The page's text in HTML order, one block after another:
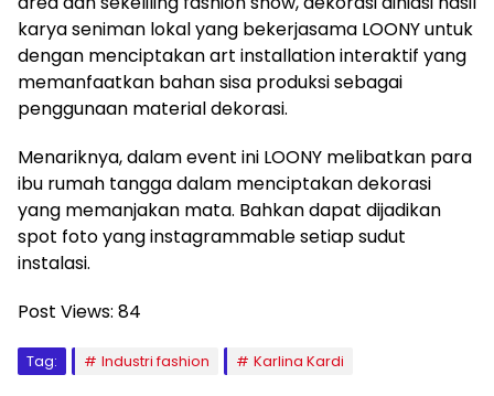
karya seniman lokal yang bekerjasama LOONY untuk
dengan menciptakan art installation interaktif yang
memanfaatkan bahan sisa produksi sebagai
penggunaan material dekorasi.
Menariknya, dalam event ini LOONY melibatkan para
ibu rumah tangga dalam menciptakan dekorasi
yang memanjakan mata. Bahkan dapat dijadikan
spot foto yang instagrammable setiap sudut
instalasi.
Post Views: 84
Tag: Industri fashion Karlina Kardi